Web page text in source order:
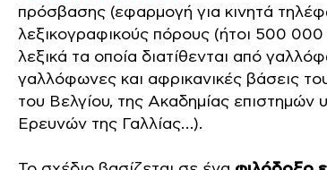
πρόσβασης (εφαρμογή για κινητά
λεξικογραφικούς πόρους (ήτοι 500 000
λεξικά τα οποία διατίθενται από
γαλλόφωνες και αφρικανικές βάσεις
του Βελγίου, της Ακαδημίας επιστημών
Ερευνών της Γαλλίας…).